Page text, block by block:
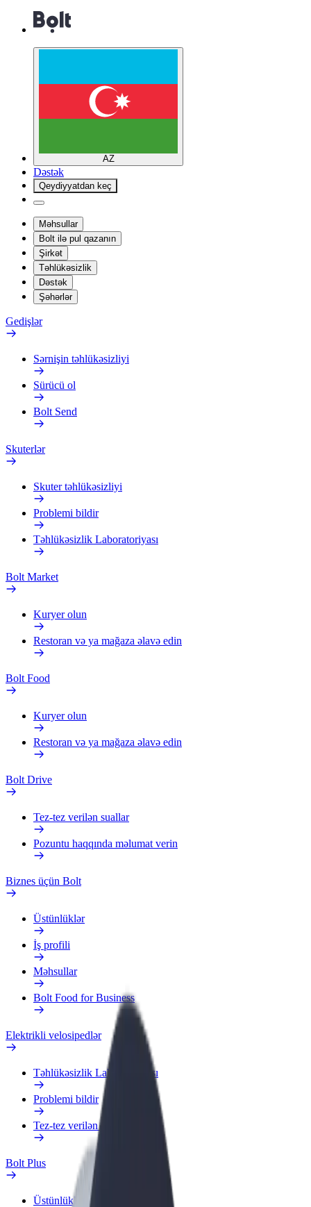
AZ
Dəstək
Qeydiyyatdan keç
Məhsullar
Bolt ilə pul qazanın
Şirkət
Təhlükəsizlik
Dəstək
Şəhərlər
Gedişlər
Sərnişin təhlükəsizliyi
Sürücü ol
Bolt Send
Skuterlər
Skuter təhlükəsizliyi
Problemi bildir
Təhlükəsizlik Laboratoriyası
Bolt Market
Kuryer olun
Restoran və ya mağaza əlavə edin
Bolt Food
Kuryer olun
Restoran və ya mağaza əlavə edin
Bolt Drive
Tez-tez verilən suallar
Pozuntu haqqında məlumat verin
Biznes üçün Bolt
Üstünlüklər
İş profili
Məhsullar
Bolt Food for Business
Elektrikli velosipedlər
Təhlükəsizlik Laboratoriyası
Problemi bildir
Tez-tez verilən suallar
Bolt Plus
Üstünlüklər